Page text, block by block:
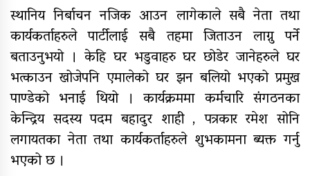
स्थानिय निर्बाचन नजिक आउन लागेकाले सबै नेता तथा
कार्यकर्ताहरुले पार्टीलाई सबै तहमा जिताउन लाग्नु पर्ने
बताउनुभयो । केहि घर भडुवाहरु घर छोडेर जानेहरुले घर
भत्काउन खोजेपनि एमालेको घर झन बलियो भएको प्रमुख
पाण्डेको भनाई थियो । कार्यक्रममा कर्मचारि संगठनका
केन्द्रिय सदस्य पदम बहादुर शाही , पत्रकार रमेश सोनि
लगायतका नेता तथा कार्यकर्ताहरुले शुभकामना ब्यक्त गर्नु
भएको छ ।